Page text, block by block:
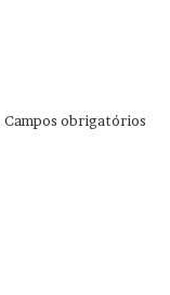
Campos obrigatórios